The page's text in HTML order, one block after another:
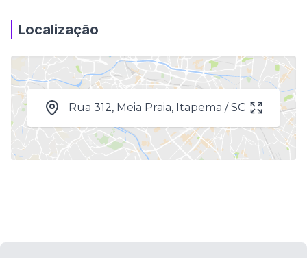
Localização
Rua 312, Meia Praia, Itapema / SC